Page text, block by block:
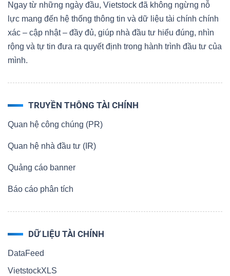
Ngay từ những ngày đầu, Vietstock đã không ngừng nỗ
lực mang đến hệ thống thông tin và dữ liệu tài chính chính
xác – cập nhật – đầy đủ, giúp nhà đầu tư hiểu đúng, nhìn
rộng và tự tin đưa ra quyết định trong hành trình đầu tư của
mình.
TRUYỀN THÔNG TÀI CHÍNH
Quan hệ công chúng (PR)
Quan hệ nhà đầu tư (IR)
Quảng cáo banner
Báo cáo phân tích
DỮ LIỆU TÀI CHÍNH
DataFeed
VietstockXLS